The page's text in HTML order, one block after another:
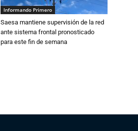
Informando Primero
Saesa mantiene supervisión de la red
ante sistema frontal pronosticado
para este fin de semana